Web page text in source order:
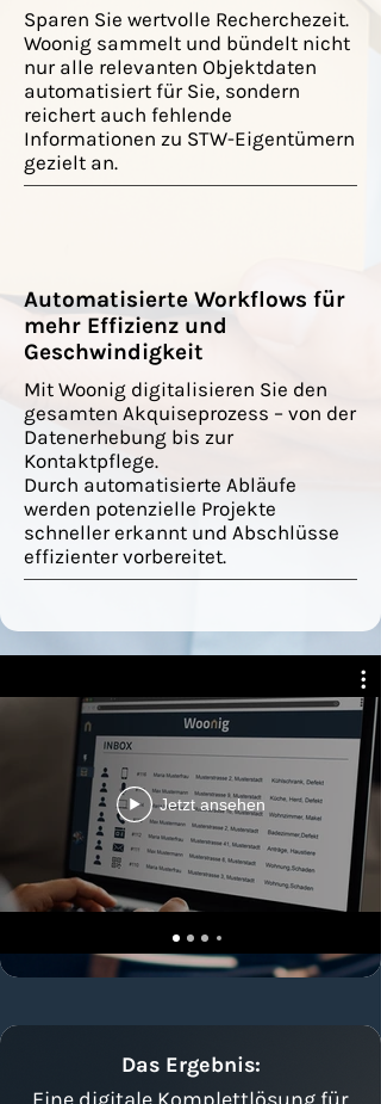
Sparen Sie wertvolle Recherchezeit.
Woonig sammelt und bündelt nicht
nur alle relevanten Objektdaten
automatisiert für Sie, sondern
reichert auch fehlende
Informationen zu STW-Eigentümern
gezielt an.
Automatisierte Workflows für
mehr Effizienz und
Geschwindigkeit
Mit Woonig digitalisieren Sie den
gesamten Akquiseprozess – von der
Datenerhebung bis zur
Kontaktpflege.
Durch automatisierte Abläufe
werden potenzielle Projekte
schneller erkannt und Abschlüsse
effizienter vorbereitet.
Jetzt ansehen
Das Ergebnis: